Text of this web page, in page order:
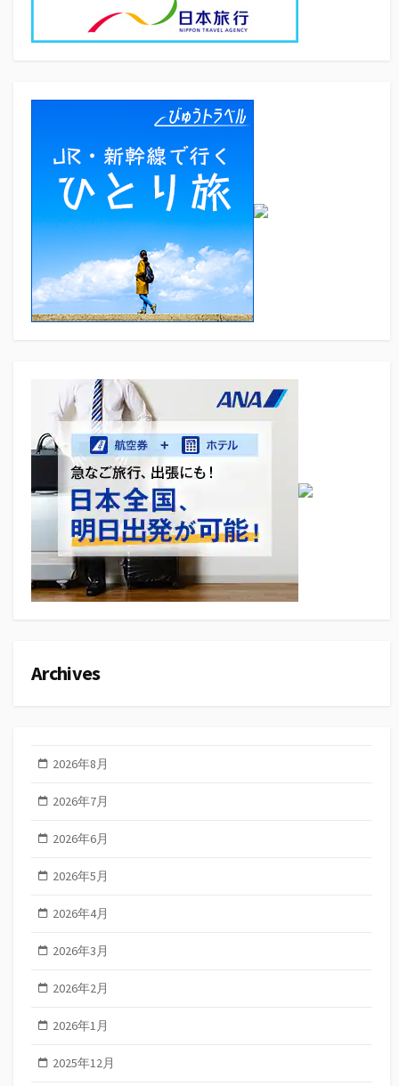
Archives
2026年8月
2026年7月
2026年6月
2026年5月
2026年4月
2026年3月
2026年2月
2026年1月
2025年12月